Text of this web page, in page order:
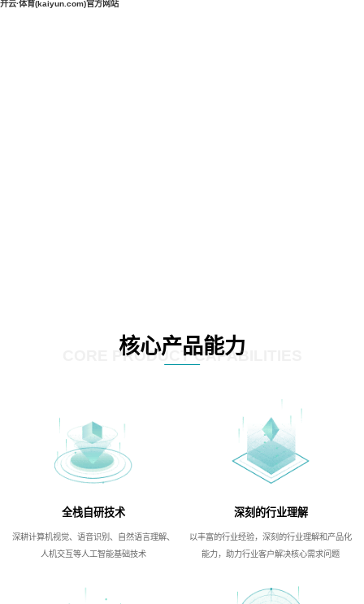
开云·体育(kaiyun.com)官方网站
核心产品能力
CORE PRODUCT CAPABILITIES
全栈自研技术
深耕计算机视觉、语音识别、自然语言理解、
人机交互等人工智能基础技术
深刻的行业理解
以丰富的行业经验，深刻的行业理解和产品化
能力，助力行业客户解决核心需求问题